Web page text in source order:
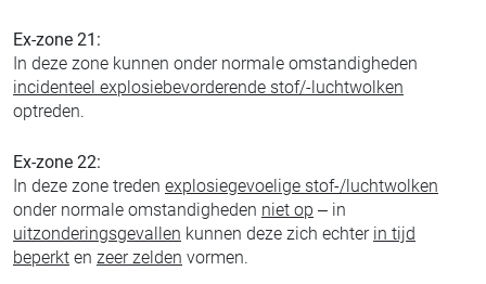
Ex-zone 21:
In deze zone kunnen onder normale omstandigheden
incidenteel explosiebevorderende stof/-luchtwolken
optreden.
Ex-zone 22:
In deze zone treden explosiegevoelige stof-/luchtwolken
onder normale omstandigheden niet op – in
uitzonderingsgevallen kunnen deze zich echter in tijd
beperkt en zeer zelden vormen.